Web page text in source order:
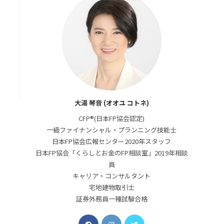
大湯 琴音 (オオユ コトネ)
CFP®(日本FP協会認定)
一級ファイナンシャル・プランニング技能士
日本FP協会広報センター2020年スタッフ
日本FP協会「くらしとお金のFP相談室」2019年相談
員
キャリア・コンサルタント
宅地建物取引士
証券外務員一種試験合格